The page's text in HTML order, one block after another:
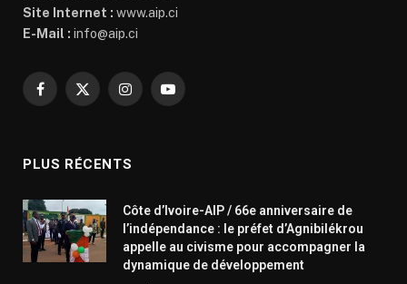
Site Internet : www.aip.ci
E-Mail : info@aip.ci
Facebook
X
InstagramYouTube
PLUS RÉCENTS
Côte d’Ivoire-AIP / 66e anniversaire de
l’indépendance : le préfet d’Agnibilékrou
appelle au civisme pour accompagner la
dynamique de développement